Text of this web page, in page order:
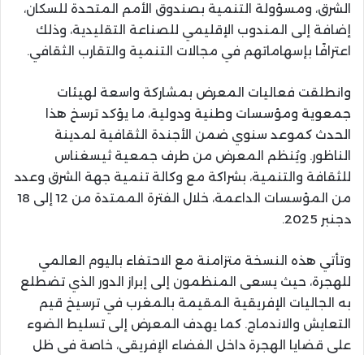
الشرق، ومسؤولة التنمية بصندوق الأمم المتحدة للسكان،
إضافة إلى المندوب الإقليمي للصناعة التقليدية، وذلك
اعترافًا بإسهاماتهم في مجالات التنمية والتقارب الثقافي.
وانطلقت فعاليات المعرض بمشاركة واسعة لهيئات
جمعوية ومؤسسات وطنية ودولية، ما يؤكد ترسخ هذا
الحدث كموعد سنوي ضمن الأجندة الثقافية لمدينة
الناظور. ويُنظم المعرض من طرف جمعية ثيسغناس
للثقافة والتنمية، بشراكة مع وكالة تنمية جهة الشرق وعدد
من المؤسسات الداعمة، خلال الفترة الممتدة من 12 إلى 18
دجنبر 2025.
وتأتي هذه النسخة متزامنة مع الاحتفاء باليوم العالمي
للهجرة، حيث يسعى المنظمون إلى إبراز الدور الذي تضطلع
به الجاليات الإفريقية المقيمة بالمغرب في ترسيخ قيم
التعايش والاندماج. كما يهدف المعرض إلى تسليط الضوء
على قضايا الهجرة داخل الفضاء الإفريقي، خاصة في ظل